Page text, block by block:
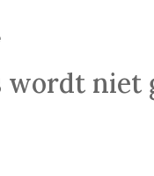
wordt niet